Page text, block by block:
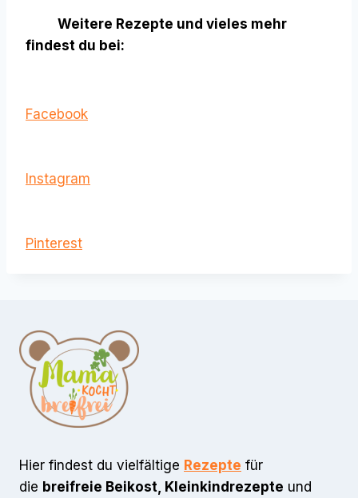
Weitere Rezepte und vieles mehr
findest du bei:
Facebook
Instagram
Pinterest
Hier findest du vielfältige Rezepte für
die breifreie Beikost, Kleinkindrezepte und